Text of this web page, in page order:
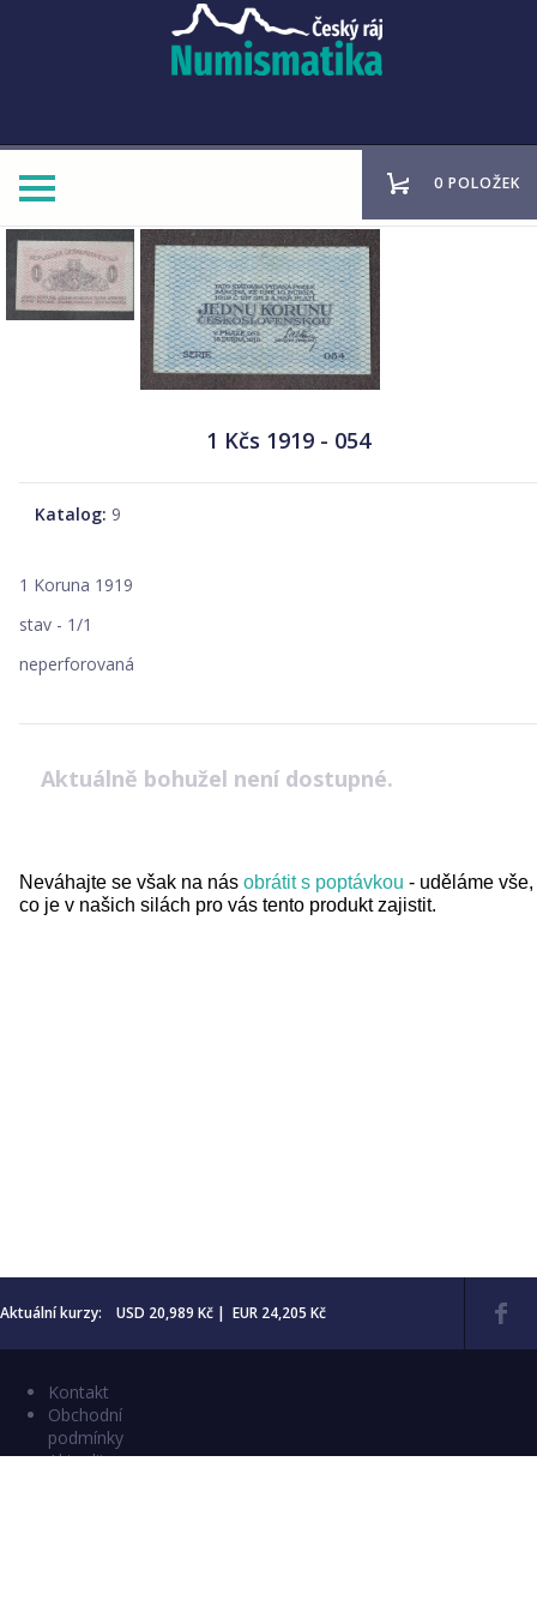
0 POLOŽEK
1 Kčs 1919 - 054
Katalog: 9
1 Koruna 1919
stav - 1/1
neperforovaná
Aktuálně bohužel není dostupné.
Neváhajte se však na nás obrátit s poptávkou - uděláme vše,
co je v našich silách pro vás tento produkt zajistit.
Aktuální kurzy: USD 20,989 Kč | EUR 24,205 Kč
Kontakt
Obchodní
podmínky
Aktuality